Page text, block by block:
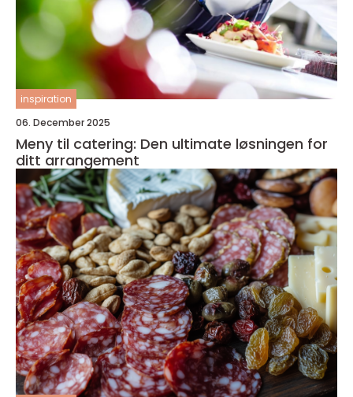
inspiration
06. December 2025
Meny til catering: Den ultimate løsningen for
ditt arrangement